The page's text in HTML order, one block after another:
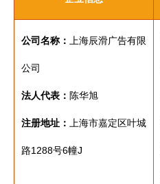
公司名称： 上海辰滑广告有限
公司
法人代表： 陈华旭
注册地址： 上海市嘉定区叶城
路1288号6幢J